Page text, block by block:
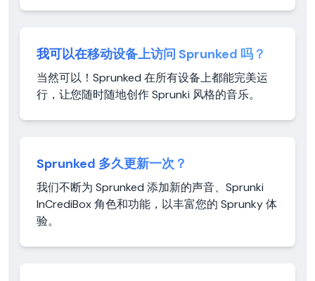
我可以在移动设备上访问 Sprunked 吗？
当然可以！Sprunked 在所有设备上都能完美运
行，让您随时随地创作 Sprunki 风格的音乐。
Sprunked 多久更新一次？
我们不断为 Sprunked 添加新的声音、Sprunki
InCrediBox 角色和功能，以丰富您的 Sprunky 体
验。